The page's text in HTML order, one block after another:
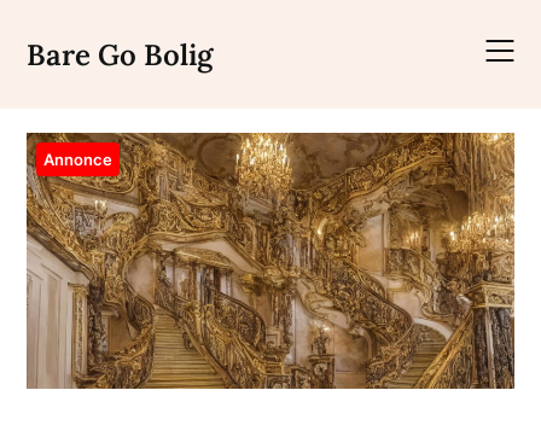
content
Bare Go Bolig
Annonce